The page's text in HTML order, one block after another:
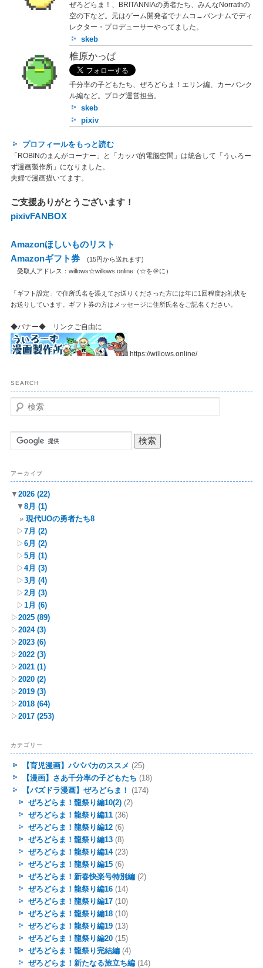
ぜろどらま！、BRITANNIAの勇者たち、みんなNorrathの
空の下など。元はゲーム開発者でナムコ→バンナムでディ
レクター・プロデューサーやってました。
skeb
椎原かっぱ
千分率の子どもたち、ぜろどらま！エリン編、カーバンク
ル編など。ブログ運営担当。
skeb
pixiv
プロフィールをもっと読む
「ROBINのまんがコーナー」と「カッパ的電脳空間」は統合して「うぃろー
ず漫画製作所」になりました。
夫婦で漫画描いてます。
ご支援ありがとうございます！
pixivFANBOX
Amazonほしいものリスト
Amazonギフト券
(15円から送れます)
受取人アドレス：willows☆willows.online（☆を＠に）
「ギフト設定」で住所氏名を添えてお送りくださった方には年に1回程度お礼状を
お送りしています。ギフト券の方はメッセージに住所氏名をご記名ください。
◆バナー◆ リンクご自由に
https://willows.online/
SEARCH
検
索
アーカイブ
▼ 2026 (22)
▼ 8月 (1)
現代UOの勇者たち8
▷7月 (2)
▷6月 (2)
▷5月 (1)
▷4月 (3)
▷3月 (4)
▷2月 (3)
▷1月 (6)
▷2025 (89)
▷2024 (3)
▷2023 (6)
▷2022 (3)
▷2021 (1)
▷2020 (2)
▷2019 (3)
▷2018 (64)
▷2017 (253)
カテゴリー
【育児漫画】パパバカのススメ (25)
【漫画】さあ千分率の子どもたち (18)
【パズドラ漫画】ぜろどらま！
(174)
ぜろどらま！龍祭り編10(2)(2)
ぜろどらま！龍祭り編11(36)
ぜろどらま！龍祭り編12(6)
ぜろどらま！龍祭り編13(8)
ぜろどらま！龍祭り編14(23)
ぜろどらま！龍祭り編15(6)
ぜろどらま！新春快楽号特別編(2)
ぜろどらま！龍祭り編16(14)
ぜろどらま！龍祭り編17(10)
ぜろどらま！龍祭り編18(10)
ぜろどらま！龍祭り編19(13)
ぜろどらま！龍祭り編20(15)
ぜろどらま！龍祭り完結編(4)
ぜろどらま！新たなる旅立ち編(14)